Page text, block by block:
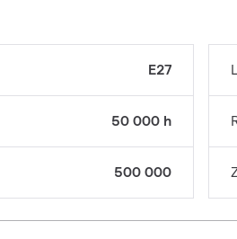
E27
50 000 h
500 000